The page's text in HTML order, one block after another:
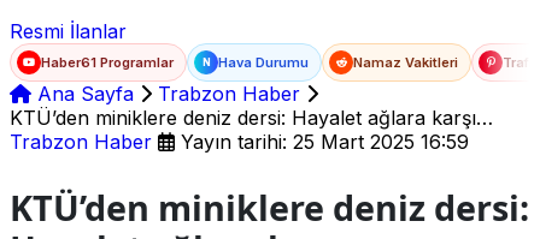
Resmi İlanlar
Haber61 Programlar N Hava Durumu Namaz Vakitleri
Ana Sayfa
Trabzon Haber
KTÜ’den miniklere deniz dersi: Hayalet ağlara karşı
farkındalık eğitimi
Trabzon Haber Yayın tarihi: 25 Mart 2025 16:59
KTÜ’den miniklere deniz dersi: